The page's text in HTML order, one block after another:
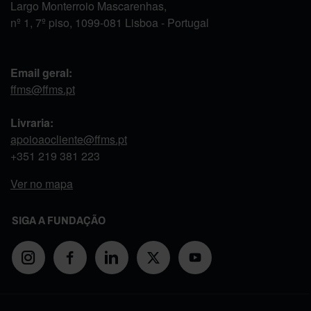
Largo Monterroio Mascarenhas,
nº 1, 7º piso, 1099-081 Lisboa - Portugal
Email geral:
ffms@ffms.pt
Livraria:
apoioaocliente@ffms.pt
+351 219 381 223
Ver no mapa
SIGA A FUNDAÇÃO